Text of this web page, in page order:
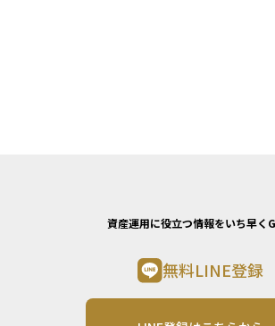
資産運用に役立つ情報をいち早く
無料LINE登録